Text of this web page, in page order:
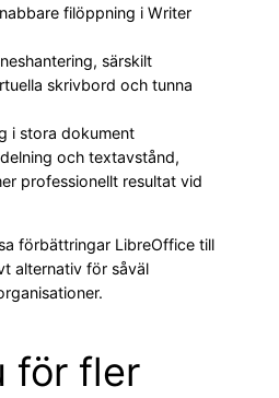
filöppning i Writer
särskilt
skrivbord och tunna
i stora dokument
och textavstånd,
professionellt resultat vid
förbättringar LibreOffice till
alternativ för såväl
för fler